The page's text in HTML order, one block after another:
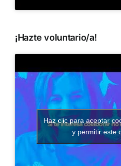
¡Hazte voluntario/a!
Haz clic para aceptar
y permitir este